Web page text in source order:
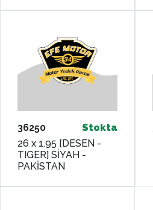
36250
Stokta
26 x 1.95 [DESEN -
TIGER] SİYAH -
PAKİSTAN